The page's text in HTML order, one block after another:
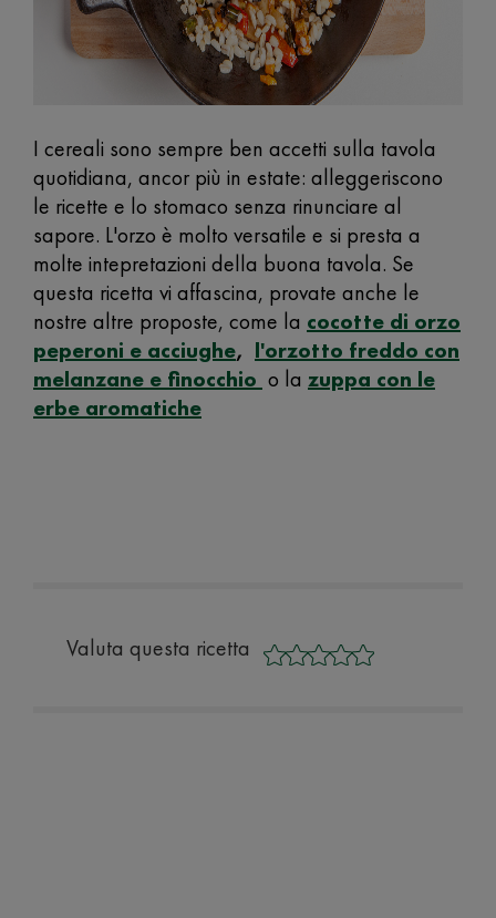
I cereali sono sempre ben accetti sulla tavola
quotidiana, ancor più in estate: alleggeriscono
le ricette e lo stomaco senza rinunciare al
sapore. L'orzo è molto versatile e si presta a
molte intepretazioni della buona tavola. Se
questa ricetta vi affascina, provate anche le
nostre altre proposte, come la cocotte di orzo
peperoni e acciughe, l'orzotto freddo con
melanzane e finocchio o la zuppa con le
erbe aromatiche
Valuta questa ricetta